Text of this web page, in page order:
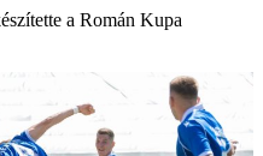
a Román Kupa